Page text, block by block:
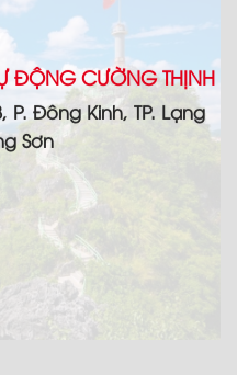
ĐỘNG CƯỜNG THỊNH
Đông Kinh, TP. Lạng
Sơn